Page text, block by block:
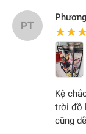
PT
Kệ
trời đồ
cũng